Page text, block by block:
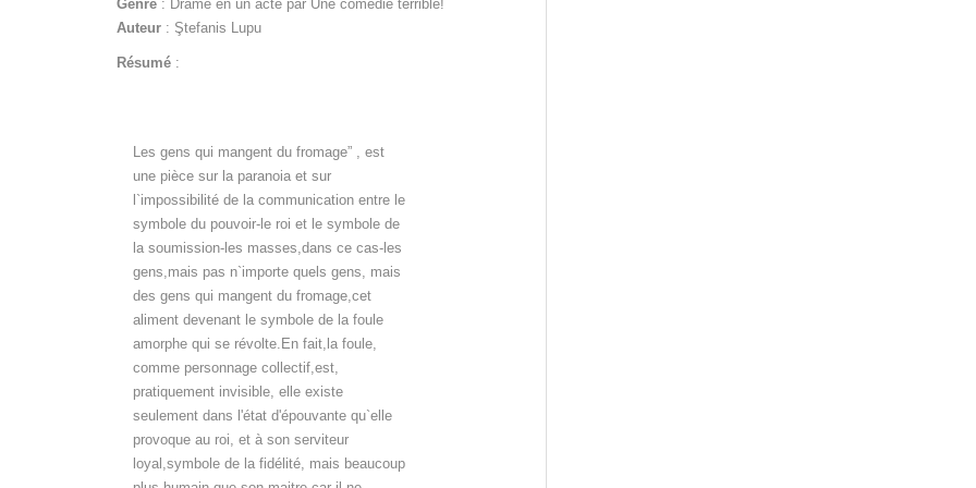
Genre: Drame en un acte par Une comédie terrible!
Auteur: Ştefanis Lupu
Résumé:
Les gens qui mangent du fromage” , est
une pièce sur la paranoia et sur
l`impossibilité de la communication entre le
symbole du pouvoir-le roi et le symbole de
la soumission-les masses,dans ce cas-les
gens,mais pas n`importe quels gens, mais
des gens qui mangent du fromage,cet
aliment devenant le symbole de la foule
amorphe qui se révolte.En fait,la foule,
comme personnage collectif,est,
pratiquement invisible, elle existe
seulement dans l'état d'épouvante qu`elle
provoque au roi, et à son serviteur
loyal,symbole de la fidélité, mais beaucoup